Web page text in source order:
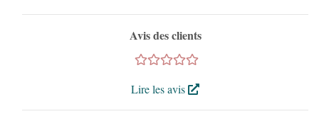
Avis des clients
Lire les avis